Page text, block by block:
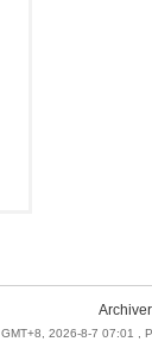
Archiver
GMT+8, 2026-8-7 07:01 ,